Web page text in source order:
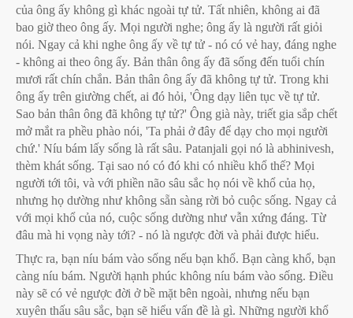
của ông ấy không gì khác ngoài tự tử. Tất nhiên, không ai đã
bao giờ theo ông ấy. Mọi người nghe; ông ấy là người rất giỏi
nói. Ngay cả khi nghe ông ấy về tự tử - nó có vẻ hay, đáng nghe
- không ai theo ông ấy. Bản thân ông ấy đã sống đến tuổi chín
mươi rất chín chắn. Bản thân ông ấy đã không tự tử. Trong khi
ông ấy trên giường chết, ai đó hỏi, 'Ông dạy liên tục về tự tử.
Sao bản thân ông đã không tự tử?' Ông già này, triết gia sắp chết
mở mắt ra phều phào nói, 'Ta phải ở đây để dạy cho mọi người
chứ.' Níu bám lấy sống là rất sâu. Patanjali gọi nó là abhinivesh,
thèm khát sống. Tại sao nó có đó khi có nhiều khổ thế? Mọi
người tới tôi, và với phiền não sâu sắc họ nói về khổ của họ,
nhưng họ dường như không sẵn sàng rời bỏ cuộc sống. Ngay cả
với mọi khổ của nó, cuộc sống dường như vẫn xứng đáng. Từ
đâu mà hi vọng này tới? - nó là ngược đời và phải được hiểu.
Thực ra, bạn níu bám vào sống nếu bạn khổ. Bạn càng khổ, bạn
càng níu bám. Người hạnh phúc không níu bám vào sống. Điều
này sẽ có vẻ ngược đời ở bề mặt bên ngoài, nhưng nếu bạn
xuyên thấu sâu sắc, bạn sẽ hiểu vấn đề là gì. Những người khổ